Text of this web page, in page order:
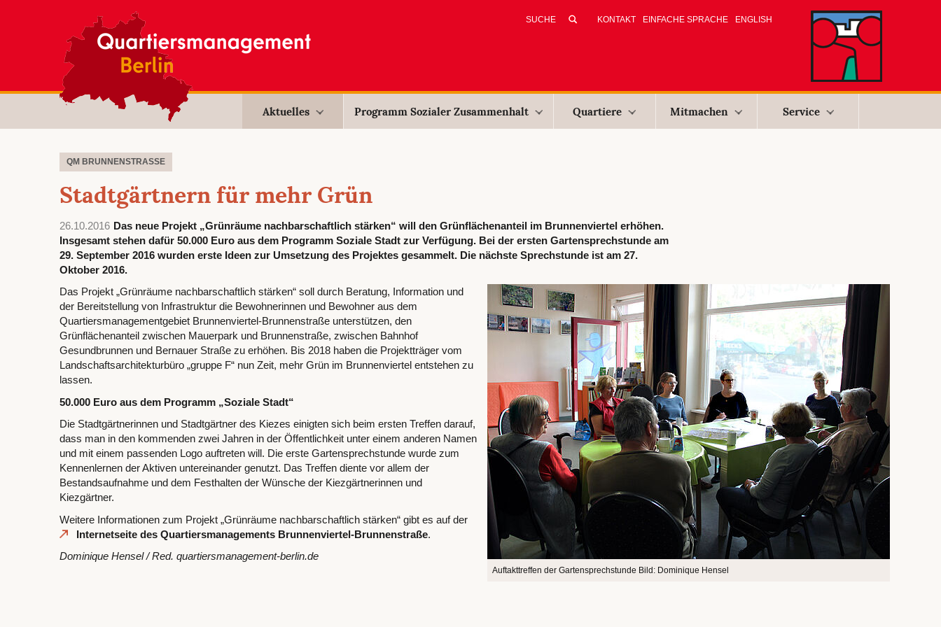
KONTAKT EINFACHE SPRACHE ENGLISH
Aktuelles Programm Sozialer Zusammenhalt Quartiere Mitmachen Service
QM BRUNNENSTRASSE
Stadtgärtnern für mehr Grün
26.10.2016 Das neue Projekt „Grünräume nachbarschaftlich stärken“ will den Grünflächenanteil im Brunnenviertel erhöhen.
Insgesamt stehen dafür 50.000 Euro aus dem Programm Soziale Stadt zur Verfügung. Bei der ersten Gartensprechstunde am
29. September 2016 wurden erste Ideen zur Umsetzung des Projektes gesammelt. Die nächste Sprechstunde ist am 27.
Oktober 2016.
Auftakttreffen der Gartensprechstunde Bild: Dominique Hensel
Das Projekt „Grünräume nachbarschaftlich stärken“ soll durch Beratung, Information und
der Bereitstellung von Infrastruktur die Bewohnerinnen und Bewohner aus dem
Quartiersmanagementgebiet Brunnenviertel-Brunnenstraße unterstützen, den
Grünflächenanteil zwischen Mauerpark und Brunnenstraße, zwischen Bahnhof
Gesundbrunnen und Bernauer Straße zu erhöhen. Bis 2018 haben die Projektträger vom
Landschaftsarchitekturbüro „gruppe F“ nun Zeit, mehr Grün im Brunnenviertel entstehen zu
lassen.
50.000 Euro aus dem Programm „Soziale Stadt“
Die Stadtgärtnerinnen und Stadtgärtner des Kiezes einigten sich beim ersten Treffen darauf,
dass man in den kommenden zwei Jahren in der Öffentlichkeit unter einem anderen Namen
und mit einem passenden Logo auftreten will. Die erste Gartensprechstunde wurde zum
Kennenlernen der Aktiven untereinander genutzt. Das Treffen diente vor allem der
Bestandsaufnahme und dem Festhalten der Wünsche der Kiezgärtnerinnen und
Kiezgärtner.
Weitere Informationen zum Projekt „Grünräume nachbarschaftlich stärken“ gibt es auf der
Internetseite des Quartiersmanagements Brunnenviertel-Brunnenstraße.
Dominique Hensel / Red. quartiersmanagement-berlin.de